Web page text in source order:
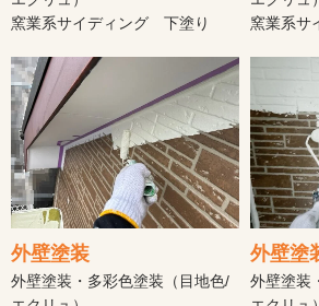
窯業系サイディング 下塗り
窯業系サ
外壁塗装
外壁塗装・多彩色塗装（目地色/
外壁塗
外壁塗装